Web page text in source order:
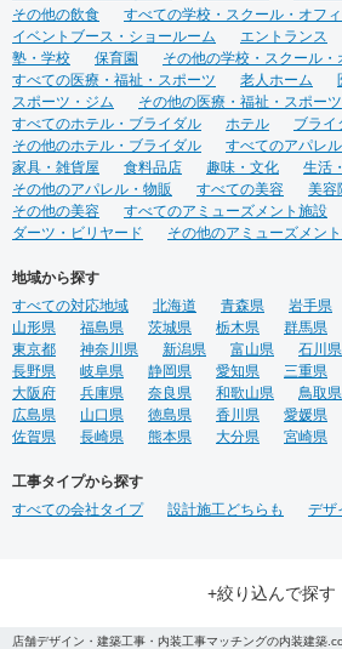
その他の飲食
すべての学校・スクール・オフ
イベントブース・ショールーム
エントランス
塾・学校
保育園
その他の学校・スクール・
すべての医療・福祉・スポーツ
老人ホーム
スポーツ・ジム
その他の医療・福祉・スポーツ
すべてのホテル・ブライダル
ホテル
ブライ
その他のホテル・ブライダル
すべてのアパレ
家具・雑貨屋
食料品店 趣味・文化
生活
その他のアパレル・物販
すべての美容 美容
その他の美容
すべてのアミューズメント施設
ダーツ・ビリヤード
その他のアミューズメン
地域から探す
すべての対応地域
北海道 青森県 岩手県
山形県
福島県 茨城県 栃木県 群馬県
東京都
神奈川県 新潟県 富山県 石川県
長野県
岐阜県 静岡県 愛知県 三重県
大阪府
兵庫県 奈良県 和歌山県 鳥取県
広島県
山口県 徳島県 香川県 愛媛県
佐賀県
長崎県 熊本県 大分県 宮崎県
工事タイプから探す
すべての会社タイプ
設計施工どちらも デザ
+絞り込んで探す
店舗デザイン・建築工事・内装工事マッチングの内装建築